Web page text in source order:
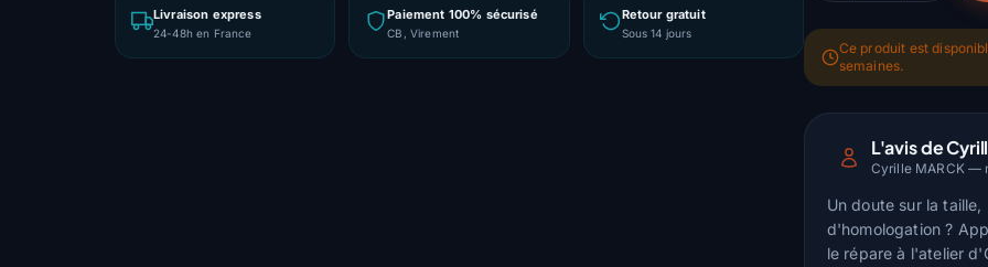
Livraison express
24-48h en France
Paiement 100% sécurisé
CB, Virement
Retour gratuit
Sous 14 jours
Ce produit est
semaines.
L'avis de
Cyrille MARCK —
Un doute sur la
d'homologation ?
le répare à l'atelier